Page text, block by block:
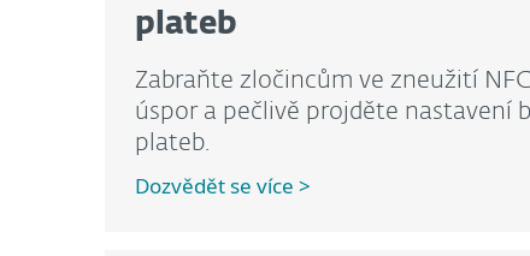
plateb
Zabraňte zločincům ve zneužití
úspor a pečlivě projděte nastavení
plateb.
Dozvědět se více >